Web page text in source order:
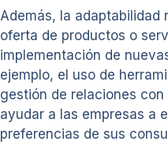
Además, la adaptabilidad
oferta de productos o
implementación de
ejemplo, el uso de
gestión de relaciones
ayudar a las empresas a
preferencias de sus